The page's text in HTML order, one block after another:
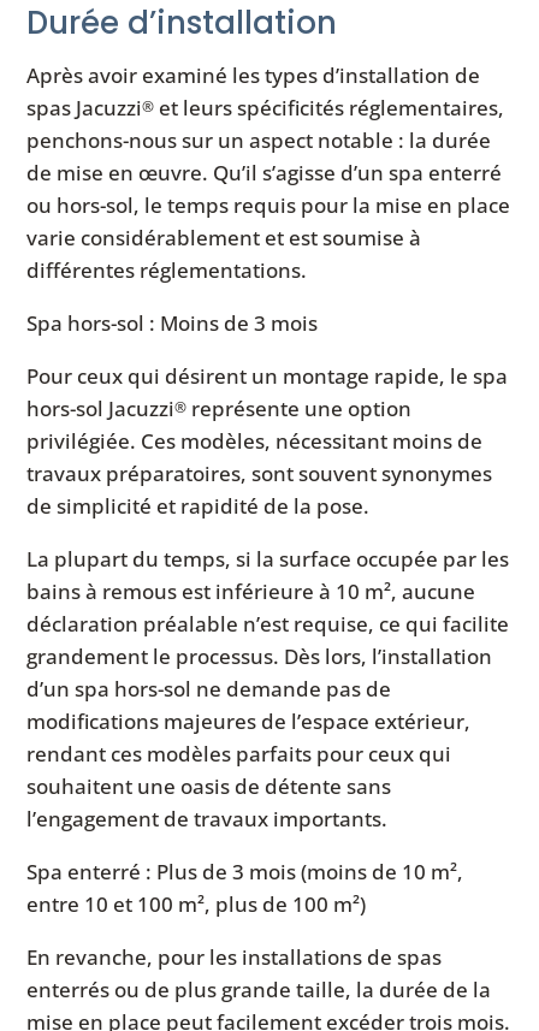
Durée d’installation
Après avoir examiné les types d’installation de
spas Jacuzzi® et leurs spécificités réglementaires,
penchons-nous sur un aspect notable : la durée
de mise en œuvre. Qu’il s’agisse d’un spa enterré
ou hors-sol, le temps requis pour la mise en place
varie considérablement et est soumise à
différentes réglementations.
Spa hors-sol : Moins de 3 mois
Pour ceux qui désirent un montage rapide, le spa
hors-sol Jacuzzi® représente une option
privilégiée. Ces modèles, nécessitant moins de
travaux préparatoires, sont souvent synonymes
de simplicité et rapidité de la pose.
La plupart du temps, si la surface occupée par les
bains à remous est inférieure à 10 m², aucune
déclaration préalable n’est requise, ce qui facilite
grandement le processus. Dès lors, l’installation
d’un spa hors-sol ne demande pas de
modifications majeures de l’espace extérieur,
rendant ces modèles parfaits pour ceux qui
souhaitent une oasis de détente sans
l’engagement de travaux importants.
Spa enterré : Plus de 3 mois (moins de 10 m²,
entre 10 et 100 m², plus de 100 m²)
En revanche, pour les installations de spas
enterrés ou de plus grande taille, la durée de la
mise en place peut facilement excéder trois mois.